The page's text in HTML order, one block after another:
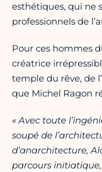
esthétiques, qui ne
professionnels de
Pour ces hommes
créatrice
temple du rêve, de
que Michel Ragon
« Avec toute
soupé de
d’anarchitecture,
parcours